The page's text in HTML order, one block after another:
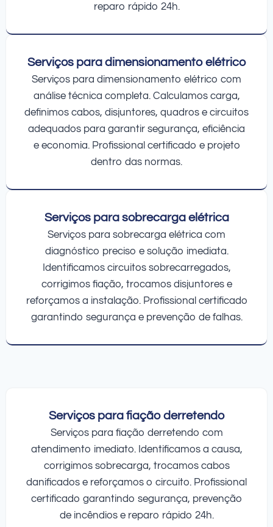
reparo rápido 24h.
Serviços para dimensionamento elétrico
Serviços para dimensionamento elétrico com
análise técnica completa. Calculamos carga,
definimos cabos, disjuntores, quadros e circuitos
adequados para garantir segurança, eficiência
e economia. Profissional certificado e projeto
dentro das normas.
Serviços para sobrecarga elétrica
Serviços para sobrecarga elétrica com
diagnóstico preciso e solução imediata.
Identificamos circuitos sobrecarregados,
corrigimos fiação, trocamos disjuntores e
reforçamos a instalação. Profissional certificado
garantindo segurança e prevenção de falhas.
Serviços para fiação derretendo
Serviços para fiação derretendo com
atendimento imediato. Identificamos a causa,
corrigimos sobrecarga, trocamos cabos
danificados e reforçamos o circuito. Profissional
certificado garantindo segurança, prevenção
de incêndios e reparo rápido 24h.